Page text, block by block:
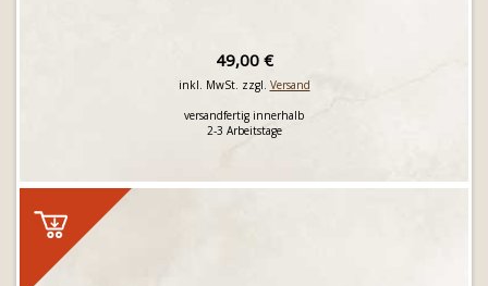
49,00 €
inkl. MwSt. zzgl. Versand
versandfertig innerhalb
2-3 Arbeitstage